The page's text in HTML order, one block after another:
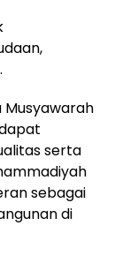
Musyawarah
serta
sebagai
di